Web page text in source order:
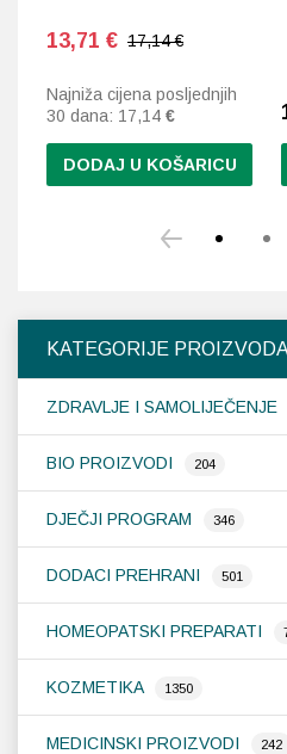
KATEGORIJE
ZDRAVLJE I SAMOLIJEČENJE
BIO PROIZVODI 204
DJEČJI PROGRAM 346
DODACI PREHRANI 501
HOMEOPATSKI PREPARATI
KOZMETIKA 1350
MEDICINSKI PROIZVODI 242
13,71 € 17,14 €
Najniža cijena posljednjih
30 dana: 17,14 €
DODAJ U KOŠARICU